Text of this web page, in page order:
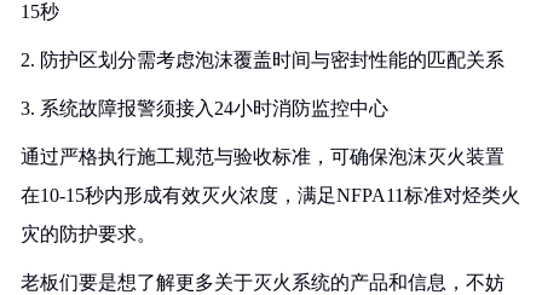
15秒
2. 防护区划分需考虑泡沫覆盖时间与密封性能的匹配关系
3. 系统故障报警须接入24小时消防监控中心
通过严格执行施工规范与验收标准，可确保泡沫灭火装置
在10-15秒内形成有效灭火浓度，满足NFPA11标准对烃类火
灾的防护要求。
老板们要是想了解更多关于灭火系统的产品和信息，不妨